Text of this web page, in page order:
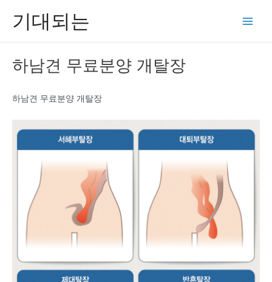
기대되는
하남견 무료분양 개탈장
하남견 무료분양 개탈장